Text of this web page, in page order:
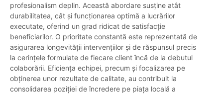
profesionalism deplin. Această abordare susține atât
durabilitatea, cât și funcționarea optimă a lucrărilor
executate, oferind un grad ridicat de satisfacție
beneficiarilor. O prioritate constantă este reprezentată de
asigurarea longevității intervențiilor și de răspunsul precis
la cerințele formulate de fiecare client încă de la debutul
colaborării. Eficiența echipei, precum și focalizarea pe
obținerea unor rezultate de calitate, au contribuit la
consolidarea poziției de încredere pe piața locală a